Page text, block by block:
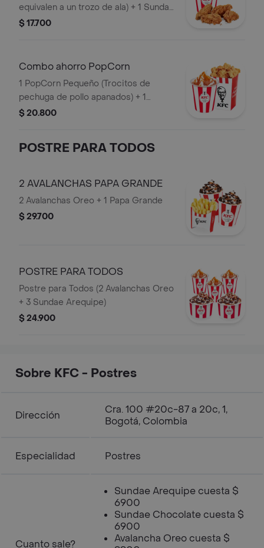
equivalen a un trozo de ala) + 1 Sundae
de Arequipe
$ 17.700
Combo ahorro PopCorn
1 PopCorn Pequeño (Trocitos de
pechuga de pollo apanados) + 1
Sundae Arequipe
$ 20.800
POSTRE PARA TODOS
2 AVALANCHAS PAPA GRANDE
2 Avalanchas Oreo + 1 Papa Grande
$ 29.700
POSTRE PARA TODOS
Postre para Todos (2 Avalanchas Oreo
+ 3 Sundae Arequipe)
$ 24.900
Sobre KFC - Postres
Dirección
Cra. 100 #20c-87 a 20c, 1,
Bogotá, Colombia
Especialidad Postres
Cuanto sale?
Sundae Arequipe cuesta $
6900
Sundae Chocolate cuesta $
6900
Avalancha Oreo cuesta $